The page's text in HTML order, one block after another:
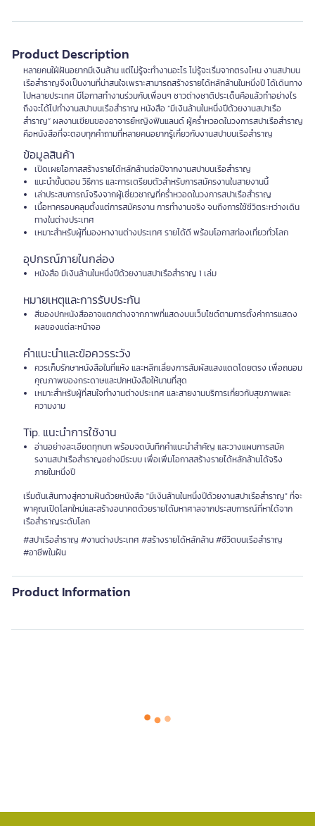
Product Description
หลายคนใฝ่ฝันอยากมีเงินล้าน แต่ไม่รู้จะทำงานอะไร ไม่รู้จะเริ่มจากตรงไหน งานสปาบน
เรือสำราญจึงเป็นงานที่น่าสนใจเพราะสามารถสร้างรายได้หลักล้านในหนึ่งปี ได้เดินทาง
ไปหลายประเทศ มีโอกาสทำงานร่วมกับเพื่อนๆ ชาวต่างชาติประเด็นคือแล้วทำอย่างไร
ถึงจะได้ไปทำงานสปาบนเรือสำราญ หนังสือ “มีเงินล้านในหนึ่งปีด้วยงานสปาเรือ
สำราญ” ผลงานเขียนของอาจารย์หญิงฟินแลนด์ ผู้คร่ำหวอดในวงการสปาเรือสำราญ
คือหนังสือที่จะตอบทุกคำถามที่หลายคนอยากรู้เกี่ยวกับงานสปาบนเรือสำราญ
ข้อมูลสินค้า
เปิดเผยโอกาสสร้างรายได้หลักล้านต่อปีจากงานสปาบนเรือสำราญ
แนะนำขั้นตอน วิธีการ และการเตรียมตัวสำหรับการสมัครงานในสายงานนี้
เล่าประสบการณ์จริงจากผู้เชี่ยวชาญที่คร่ำหวอดในวงการสปาเรือสำราญ
เนื้อหาครอบคลุมตั้งแต่การสมัครงาน การทำงานจริง จนถึงการใช้ชีวิตระหว่างเดิน
ทางในต่างประเทศ
เหมาะสำหรับผู้ที่มองหางานต่างประเทศ รายได้ดี พร้อมโอกาสท่องเที่ยวทั่วโลก
อุปกรณ์ภายในกล่อง
หนังสือ มีเงินล้านในหนึ่งปีด้วยงานสปาเรือสำราญ 1 เล่ม
หมายเหตุและการรับประกัน
สีของปกหนังสืออาจแตกต่างจากภาพที่แสดงบนเว็บไซต์ตามการตั้งค่าการแสดง
ผลของแต่ละหน้าจอ
คำแนะนำและข้อควรระวัง
ควรเก็บรักษาหนังสือในที่แห้ง และหลีกเลี่ยงการสัมผัสแสงแดดโดยตรง เพื่อถนอม
คุณภาพของกระดาษและปกหนังสือให้นานที่สุด
เหมาะสำหรับผู้ที่สนใจทำงานต่างประเทศ และสายงานบริการเกี่ยวกับสุขภาพและ
ความงาม
Tip. แนะนำการใช้งาน
อ่านอย่างละเอียดทุกบท พร้อมจดบันทึกคำแนะนำสำคัญ และวางแผนการสมัค
รงานสปาเรือสำราญอย่างมีระบบ เพื่อเพิ่มโอกาสสร้างรายได้หลักล้านได้จริง
ภายในหนึ่งปี
เริ่มต้นเส้นทางสู่ความฝันด้วยหนังสือ "มีเงินล้านในหนึ่งปีด้วยงานสปาเรือสำราญ" ที่จะ
พาคุณเปิดโลกใหม่และสร้างอนาคตด้วยรายได้มหาศาลจากประสบการณ์ที่หาได้จาก
เรือสำราญระดับโลก
#สปาเรือสำราญ #งานต่างประเทศ #สร้างรายได้หลักล้าน #ชีวิตบนเรือสำราญ
#อาชีพในฝัน
Product Information